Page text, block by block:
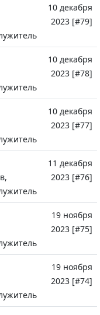
10 декабря
2023 [#79]
10 декабря
2023 [#78]
10 декабря
2023 [#77]
11 декабря
2023 [#76]
19 ноября
2023 [#75]
19 ноября
2023 [#74]